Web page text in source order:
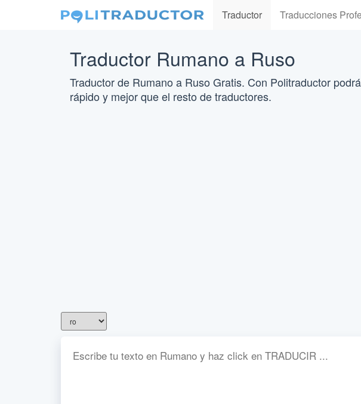
Traductor Traducciones
Traductor Rumano a Ruso
Traductor de Rumano a Ruso Gratis. Con Politraductor
rápido y mejor que el resto de traductores.